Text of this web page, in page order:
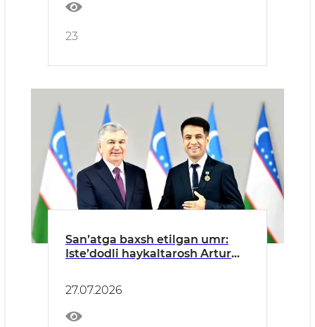
23
Sanʼatga baxsh etilgan umr:
Isteʼdodli haykaltarosh Artur
27.07.2026